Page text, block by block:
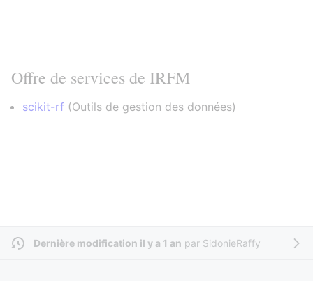
Offre de services de IRFM
scikit-rf (Outils de gestion des données)
Dernière modification il y a 1 an par SidonieRaffy